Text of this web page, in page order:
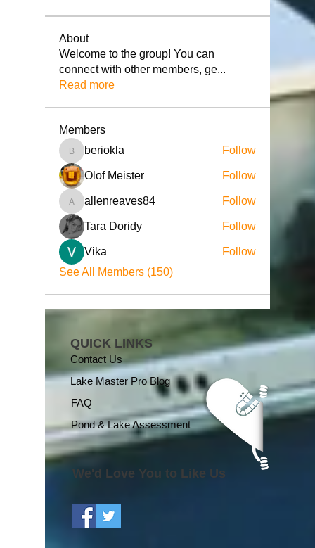
About
Welcome to the group! You can
connect with other members, ge...
Read more
Members
beriokla
beriokla Follow
Olof Meister Follow
allenreaves84
allenreaves84 Follow
Tara Doridy Follow
Vika
Follow
See All Members (150)
QUICK LINKS
Contact Us
Lake Master Pro Blog
FAQ
Pond & Lake Assessment
We'd Love You to Like Us